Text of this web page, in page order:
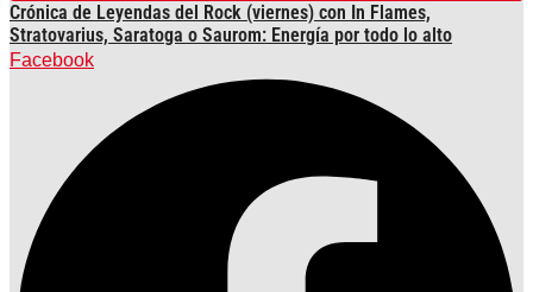
Crónica de Leyendas del Rock (viernes) con In Flames,
Stratovarius, Saratoga o Saurom: Energía por todo lo alto
Facebook